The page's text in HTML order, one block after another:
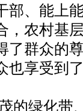
部、能上
，农村基
了群众的
也享受到
的绿化带